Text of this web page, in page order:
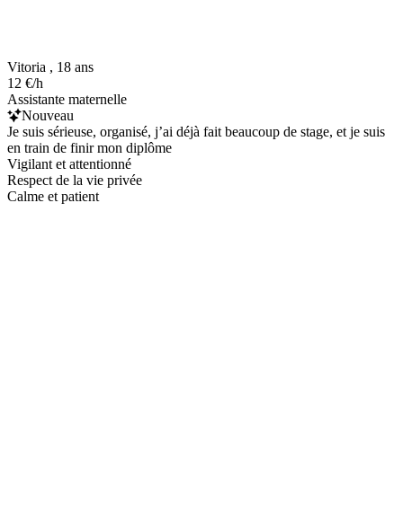
Vitoria , 18 ans
12 €/h
Assistante maternelle
Nouveau
Je suis sérieuse, organisé, j’ai déjà fait beaucoup de stage, et je suis
en train de finir mon diplôme
Vigilant et attentionné
Respect de la vie privée
Calme et patient